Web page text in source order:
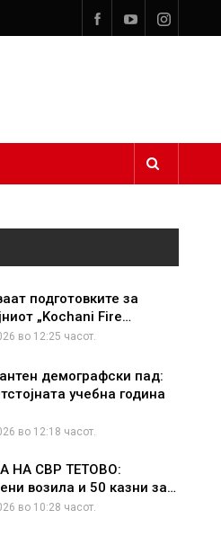
подготовките за
„Kochani Fire…
во 12:25 часот.
демографски пад:
учебна година
во 12:18 часот.
НА СВР ТЕТОВО:
возила и 50 казни за…
во 10:28 часот.